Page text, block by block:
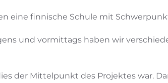
eine finnische Schule mit
und vormittags haben wir
der Mittelpunkt des Projektes war.